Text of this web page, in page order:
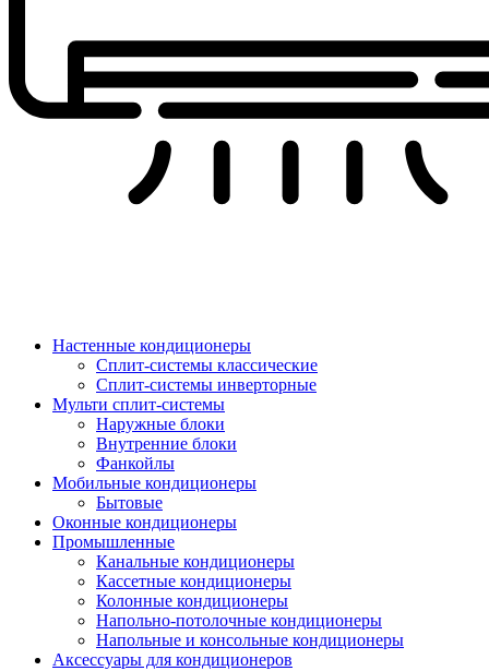
Настенные кондиционеры
Сплит-системы классические
Сплит-системы инверторные
Мульти сплит-системы
Наружные блоки
Внутренние блоки
Фанкойлы
Мобильные кондиционеры
Бытовые
Оконные кондиционеры
Промышленные
Канальные кондиционеры
Кассетные кондиционеры
Колонные кондиционеры
Напольно-потолочные кондиционеры
Напольные и консольные кондиционеры
Аксессуары для кондиционеров